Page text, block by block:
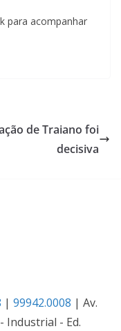
para acompanhar
de Traiano foi
decisiva
|99942.0008 | Av.
Industrial - Ed.